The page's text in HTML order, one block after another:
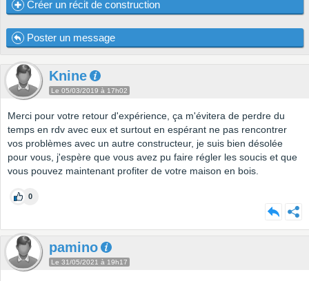
Créer un récit de construction
Poster un message
Knine
Le 05/03/2019 à 17h02
Merci pour votre retour d'expérience, ça m'évitera de perdre du
temps en rdv avec eux et surtout en espérant ne pas rencontrer
vos problèmes avec un autre constructeur, je suis bien désolée
pour vous, j'espère que vous avez pu faire régler les soucis et que
vous pouvez maintenant profiter de votre maison en bois.
0
pamino
Le 31/05/2021 à 19h17